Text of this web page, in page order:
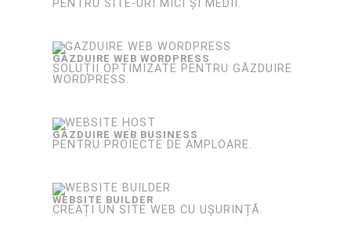
PENTRU SITE-URI MICI ȘI MEDII.
GĂZDUIRE WEB WORDPRESS
SOLUȚII OPTIMIZATE PENTRU GĂZDUIRE
WORDPRESS.
GĂZDUIRE WEB BUSINESS
PENTRU PROIECTE DE AMPLOARE.
WEBSITE BUILDER
CREAȚI UN SITE WEB CU UȘURINȚĂ.